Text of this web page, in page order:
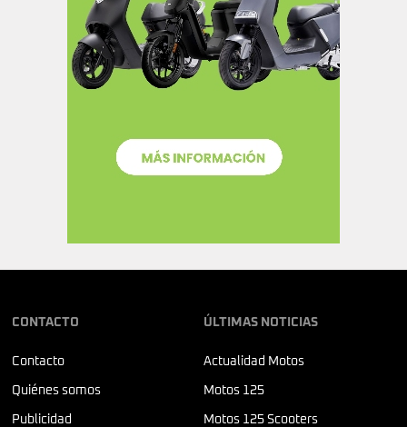
CONTACTO
Contacto
Quiénes somos
Publicidad
ÚLTIMAS NOTICIAS
Actualidad Motos
Motos 125
Motos 125 Scooters